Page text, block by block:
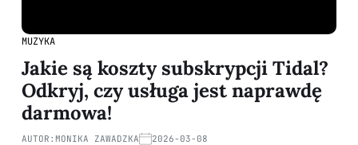
MUZYKA
Jakie są koszty subskrypcji Tidal?
Odkryj, czy usługa jest naprawdę
darmowa!
AUTOR: MONIKA ZAWADZKA 2026-03-08